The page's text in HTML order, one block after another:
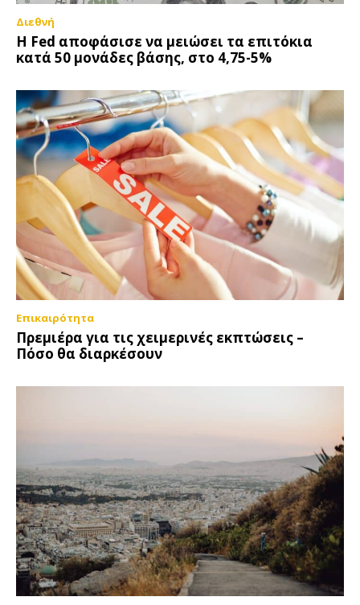
Διεθνή
Η Fed αποφάσισε να μειώσει τα επιτόκια
κατά 50 μονάδες βάσης, στο 4,75-5%
Επικαιρότητα
Πρεμιέρα για τις χειμερινές εκπτώσεις –
Πόσο θα διαρκέσουν